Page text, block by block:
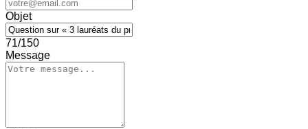
Objet
71/150
Message